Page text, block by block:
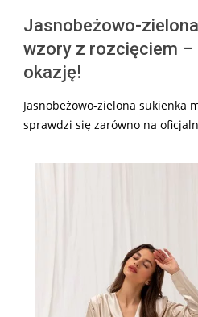
Jasnobeżowo-
wzory z rozcięciem –
okazję!
Jasnobeżowo-zielona sukienka
sprawdzi się zarówno na